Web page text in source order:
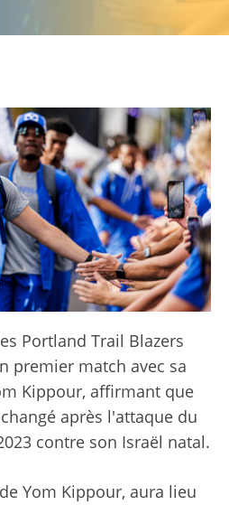
Portland Trail Blazers
premier match avec sa
Kippour, affirmant que
après l'attaque du
contre son Israël natal.
Yom Kippour, aura lieu